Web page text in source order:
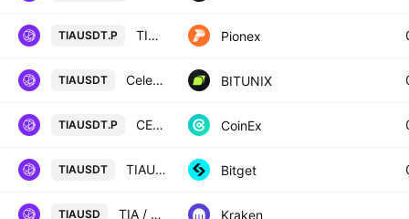
TIAUSDT.P TIA USDT PERPETUAL Pionex
TIAUSDT Celestia / Tether SPOT BITUNIX
TIAUSDT.P CELESTIA / TETHER PERPETUAL CONTRACT CoinEx
TIAUSDT TIAUSDT SPOT Bitget
TIAUSD TIA / U. S. Dollar Kraken